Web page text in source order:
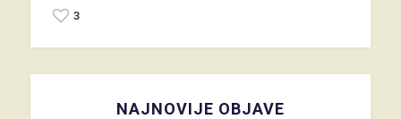
3
NAJNOVIJE OBJAVE